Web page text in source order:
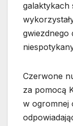
galaktykach
gwiezdnego
Czerwone
za pomocą
w ogromnej